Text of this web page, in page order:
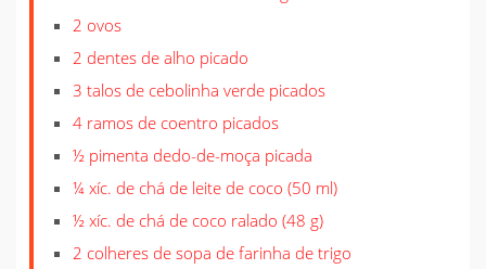
2 ovos
2 dentes de alho picado
3 talos de cebolinha verde picados
4 ramos de coentro picados
½ pimenta dedo-de-moça picada
¼ xíc. de chá de leite de coco (50 ml)
½ xíc. de chá de coco ralado (48 g)
2 colheres de sopa de farinha de trigo